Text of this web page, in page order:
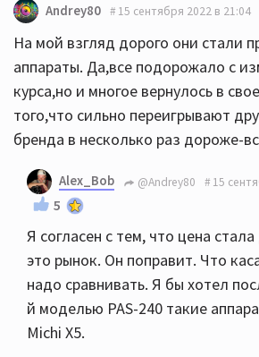
Andrey80 15 сентября 2022 в 21:04
На мой взгляд дорого они стали
аппараты. Да,все подорожало с
курса,но и многое вернулось в
того,что сильно переигрывают
бренда в несколько раз дороже-
Alex_Bob @Andrey80 15
5
Я согласен с тем, что цена
это рынок. Он поправит. Что
надо сравнивать. Я бы хотел
й моделью PAS-240 такие
Michi X5.